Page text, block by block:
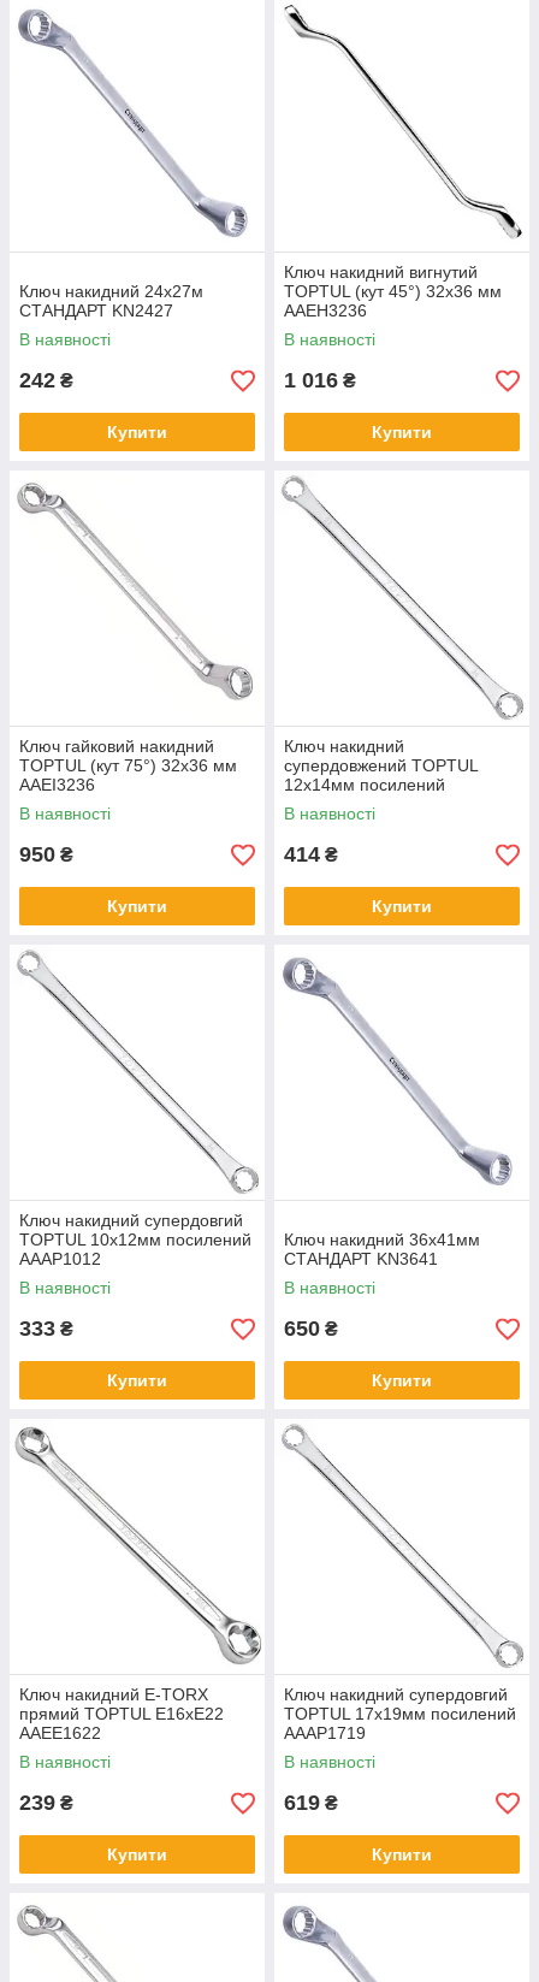
Ключ накидний 24х27м
СТАНДАРТ KN2427
В наявності
242 ₴
Купити
Ключ накидний вигнутий
TOPTUL (кут 45°) 32х36 мм
AAEH3236
В наявності
1 016 ₴
Купити
Ключ гайковий накидний
TOPTUL (кут 75°) 32х36 мм
AAEI3236
В наявності
950 ₴
Купити
Ключ накидний
супердовжений TOPTUL
12х14мм посилений
AAAP1214
В наявності
414 ₴
Купити
Ключ накидний супердовгий
TOPTUL 10х12мм посилений
AAAP1012
В наявності
333 ₴
Купити
Ключ накидний 36х41мм
СТАНДАРТ KN3641
В наявності
650 ₴
Купити
Ключ накидний E-TORX
прямий TOPTUL E16xE22
AAEE1622
В наявності
239 ₴
Купити
Ключ накидний супердовгий
TOPTUL 17х19мм посилений
AAAP1719
В наявності
619 ₴
Купити